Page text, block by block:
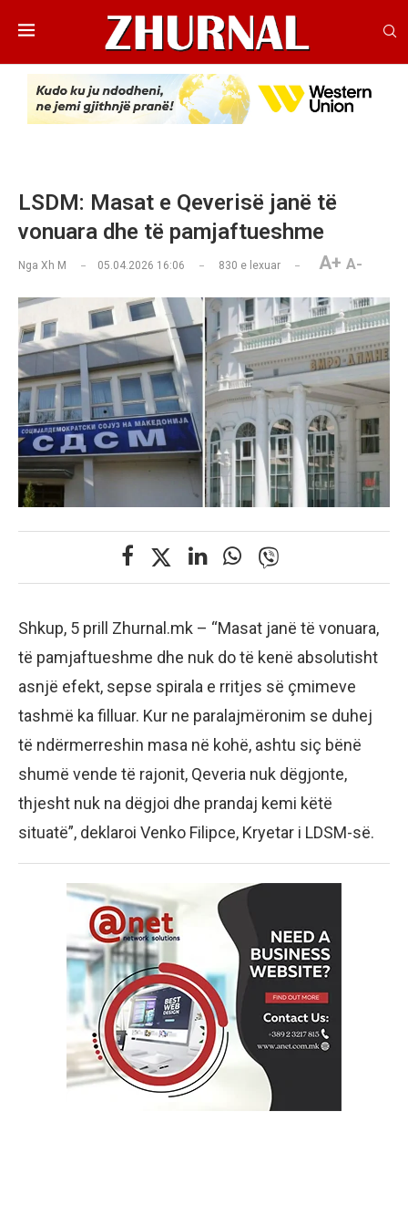
LSDM: Masat e Qeverisë janë të
vonuara dhe të pamjaftueshme
Nga Xh M 05.04.2026 16:06 830 e lexuar A+ A-
Shkup, 5 prill Zhurnal.mk – “Masat janë të vonuara,
të pamjaftueshme dhe nuk do të kenë absolutisht
asnjë efekt, sepse spirala e rritjes së çmimeve
tashmë ka filluar. Kur ne paralajmëronim se duhej
të ndërmerreshin masa në kohë, ashtu siç bënë
shumë vende të rajonit, Qeveria nuk dëgjonte,
thjesht nuk na dëgjoi dhe prandaj kemi këtë
situatë”, deklaroi Venko Filipce, Kryetar i LDSM-së.